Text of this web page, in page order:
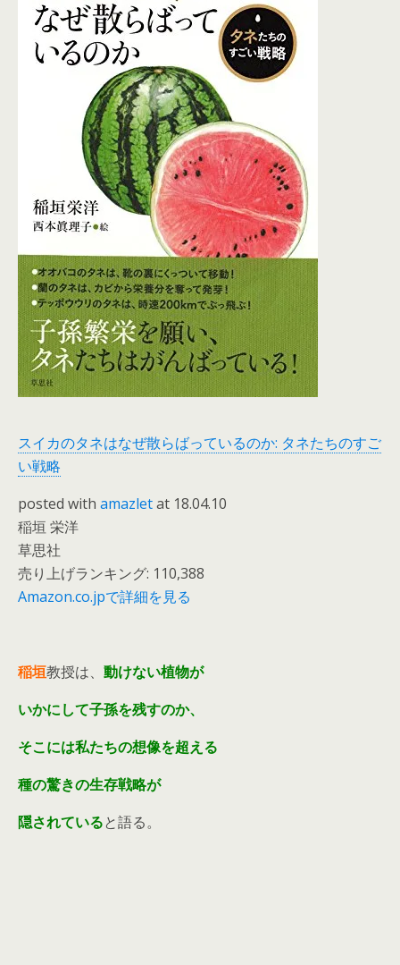
スイカのタネはなぜ散らばっているのか: タネたちのすご
い戦略
posted with amazletat 18.04.10
稲垣 栄洋
草思社
売り上げランキング: 110,388
Amazon.co.jpで詳細を見る
稲垣教授は、 動けない植物が
いかにして子孫を残すのか、
そこには私たちの想像を超える
種の驚きの生存戦略が
隠されていると語る。